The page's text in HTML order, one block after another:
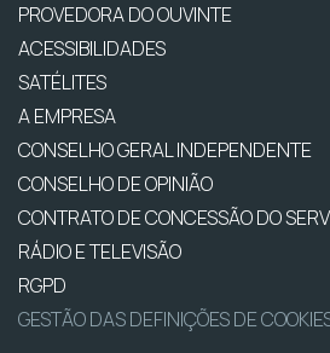
PROVEDORA DO OUVINTE
ACESSIBILIDADES
SATÉLITES
A EMPRESA
CONSELHO GERAL INDEPENDENTE
CONSELHO DE OPINIÃO
CONTRATO DE CONCESSÃO DO
RÁDIO E TELEVISÃO
RGPD
GESTÃO DAS DEFINIÇÕES DE